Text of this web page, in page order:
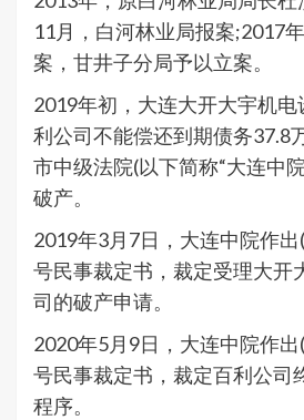
11月，白河林业局报案;2017
案，甘井子分局予以立案。
2019年初，大连大开大宇机
利公司不能偿还到期债务37.8
市中级法院(以下简称“大连中
破产。
2019年3月7日，大连中院作
号民事裁定书，裁定受理大开
司的破产申请。
2020年5月9日，大连中院作
号民事裁定书，裁定百利公司
程序。